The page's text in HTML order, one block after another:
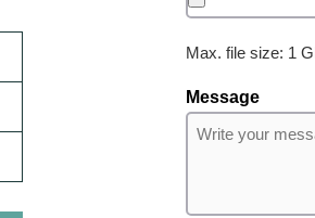
Max. file size: 1
Message